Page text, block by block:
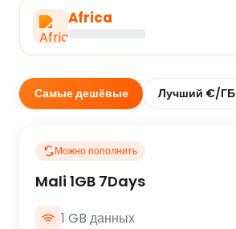
Africa
Самые дешёвые Лучший €/ГБ
Можно пополнить
Mali 1GB 7Days
1 GB данных